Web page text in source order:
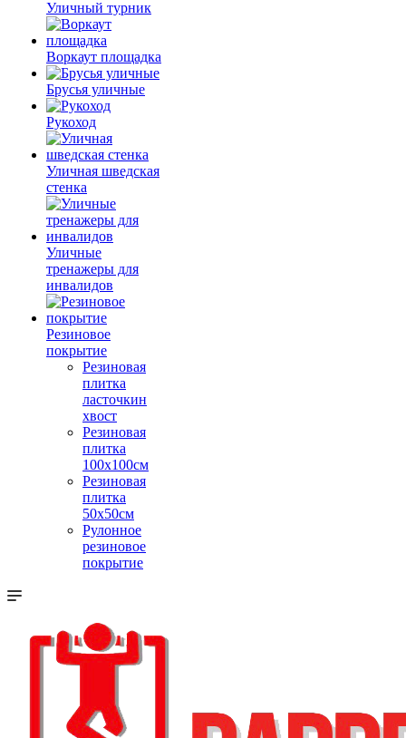
Уличный турник
Воркаут площадка
Брусья уличные
Рукоход
Уличная шведская
стенка
Уличные
тренажеры для
инвалидов
Резиновое
покрытие
Резиновая
плитка
ласточкин
хвост
Резиновая
плитка
100х100см
Резиновая
плитка
50х50см
Рулонное
резиновое
покрытие